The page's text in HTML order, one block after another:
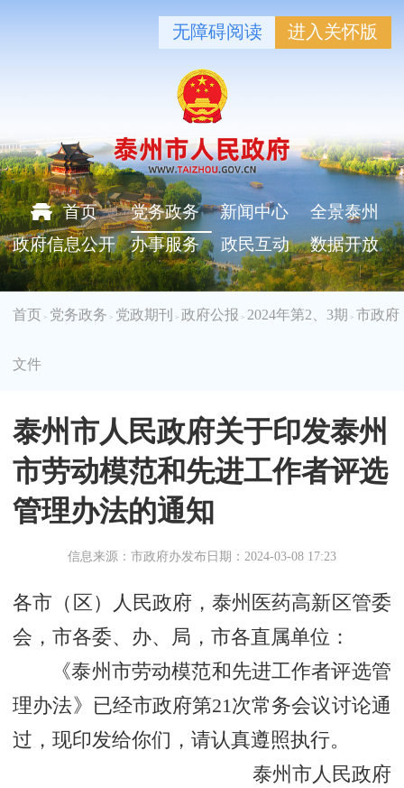
无障碍阅读 进入关怀版
首页 党务政务 新闻中心
全景泰州
政府信息公开
办事服务 政民互动 数据开放
首页 > 党务政务 > 党政期刊 > 政府公报 > 2024年第2、3期 > 市政府
文件
泰州市人民政府关于印发泰州
市劳动模范和先进工作者评选
管理办法的通知
信息来源：市政府办发布日期：2024-03-08 17:23
各市（区）人民政府，泰州医药高新区管委
会，市各委、办、局，市各直属单位：
《泰州市劳动模范和先进工作者评选管
理办法》已经市政府第21次常务会议讨论通
过，现印发给你们，请认真遵照执行。
泰州市人民政府